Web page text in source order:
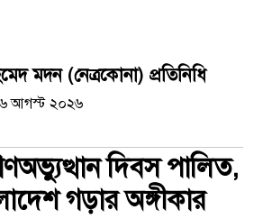
মদন (নেত্রকোনা) প্রতিনিধি
আগস্ট ২০২৬
দিবস পালিত,
গড়ার অঙ্গীকার